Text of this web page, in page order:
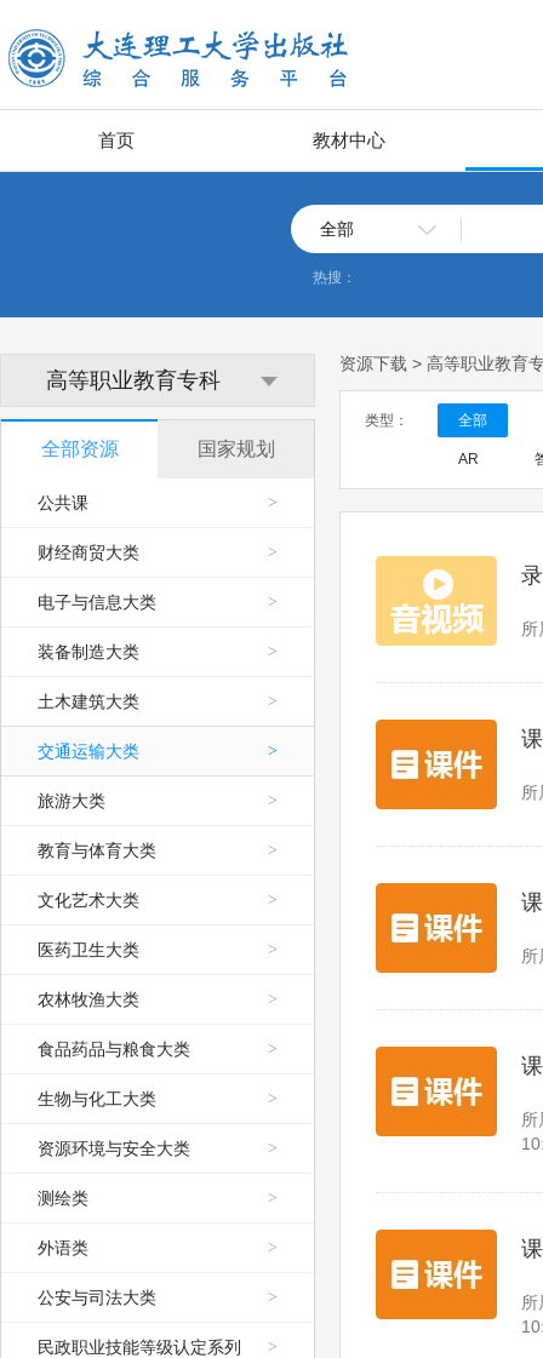
首页 教材中心
全部
热搜：
高等职业教育专科
全部资源
公共课 >
财经商贸大类 >
电子与信息大类 >
装备制造大类 >
土木建筑大类 >
交通运输大类 >
旅游大类 >
教育与体育大类 >
文化艺术大类 >
医药卫生大类 >
农林牧渔大类 >
食品药品与粮食大类 >
生物与化工大类 >
资源环境与安全大类 >
测绘类 >
外语类 >
公安与司法大类 >
民政职业技能等级认定系列 >
国家规划
资源下载 > 高等职业教育
类型： 全部
AR
所
所
所
所
所